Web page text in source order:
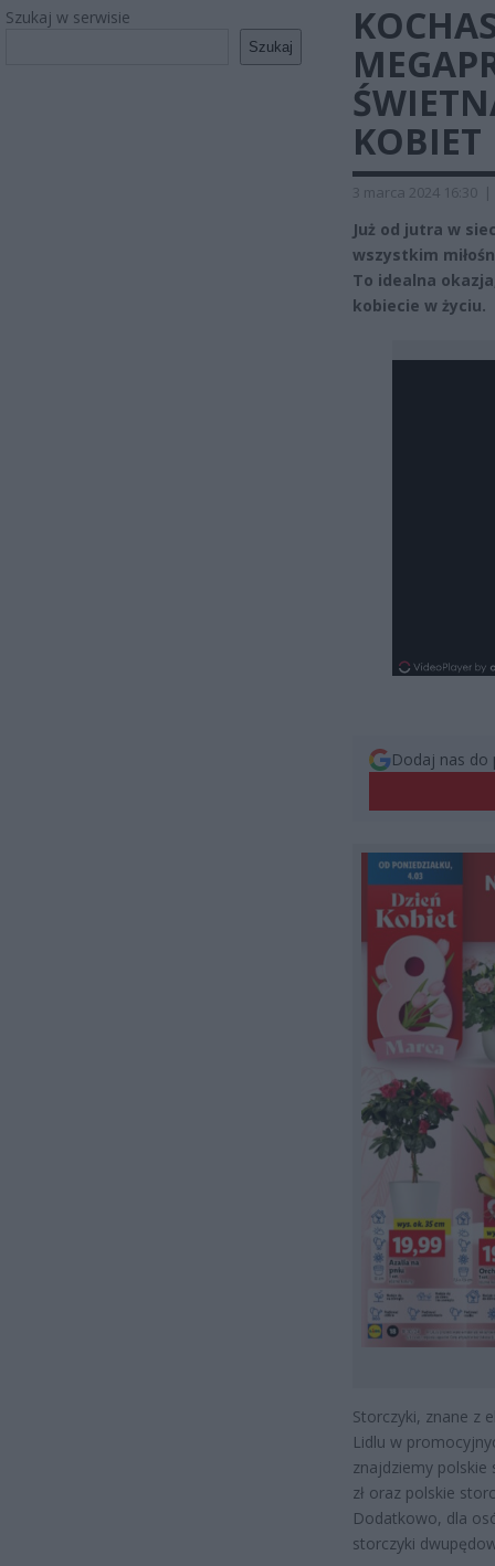
Szukaj w serwisie
Szukaj
KOBIET
3 marca 2024 16:30 |
Już od jutra w
wszystkim
To idealna
kobiecie w życiu.
Dodaj nas do
Storczyki, znane z
Lidlu w
znajdziemy polskie
zł oraz polskie
Dodatkowo, dla
storczyki